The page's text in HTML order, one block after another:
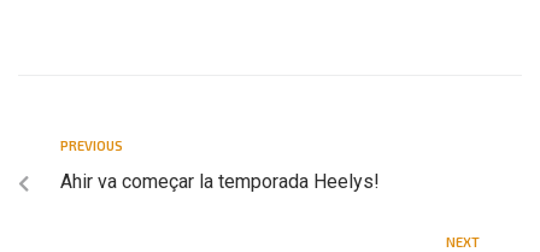
PREVIOUS
Ahir va começar la temporada Heelys!
NEXT